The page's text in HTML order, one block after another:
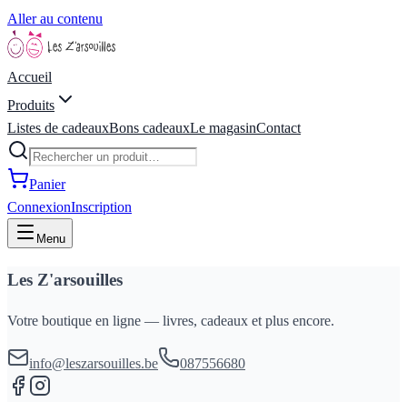
Aller au contenu
Accueil
Produits
Listes de cadeauxBons cadeauxLe magasinContact
Panier
ConnexionInscription
Menu
Les Z'arsouilles
Votre boutique en ligne — livres, cadeaux et plus encore.
info@leszarsouilles.be 087556680